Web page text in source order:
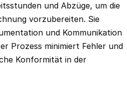
und Abzüge, um die
vorzubereiten. Sie
und Kommunikation
Prozess minimiert Fehler und
Konformität in der